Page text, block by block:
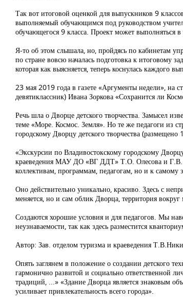
Так вот итоговой оценкой для выпускников 9
выполняемый обучающимся под руководством
обучающегося 9 класса. Проект может выполняться
Я-то об этом слышала, но, пройдясь по кабинетам
по стране вовсю началась подготовка к итоговому
которая как выясняется, теперь коснулась каждого
23 мая 2019 года в газете «Аргументы недели», на
девятиклассник) Ивана Зоркова «Сохранится ли
Речь шла о Дворце детского творчества. Замысел
теме «Море. Космос. Земля». Но те же педагоги из
городскому Дворцу детского творчества (размещено
«Экскурсии по Владивостокскому городскому
краеведения МАУ ДО «ВГ ДДТ» Т.О. Олесова и Г.В.
коллективам, программам, педагогам, но и к самому
Оно действительно уникально, красиво. Здесь с
меняется, но и сам облик Дворца, территория
Создаются хорошие условия и для педагогов. Мы
неузнаваемости, так как здесь разместится
Автор: Зав. отделом туризма и краеведения
Опять заглянем в положение о создании детского
гармонично развитой и социально ответственной
традиций, ...» «Здание Дворца является знаковым
усиливает привлекательность всего города».